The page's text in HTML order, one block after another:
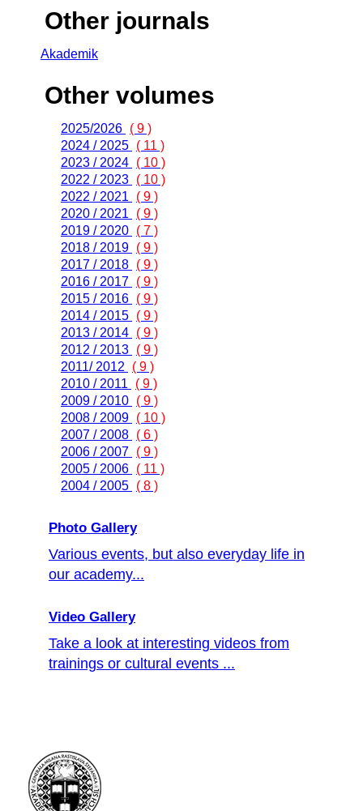
Other journals
Akademik
Other volumes
2025/2026 ( 9 )
2024 / 2025 ( 11 )
2023 / 2024 ( 10 )
2022 / 2023 ( 10 )
2022 / 2021
( 9 )
2020 / 2021
( 9 )
2019 / 2020 ( 7 )
2018 / 2019 ( 9 )
2017 / 2018 ( 9 )
2016 / 2017 ( 9 )
2015 / 2016 ( 9 )
2014 / 2015 ( 9 )
2013 / 2014 ( 9 )
2012 / 2013 ( 9 )
2011/ 2012
( 9 )
2010 / 2011
( 9 )
2009 / 2010 ( 9 )
2008 / 2009 ( 10 )
2007 / 2008 ( 6 )
2006 / 2007 ( 9 )
2005 / 2006 ( 11 )
2004 / 2005 ( 8 )
Photo Gallery
Various events, but also everyday life in
our academy...
Video Gallery
Take a look at interesting videos from
trainings or cultural events ...